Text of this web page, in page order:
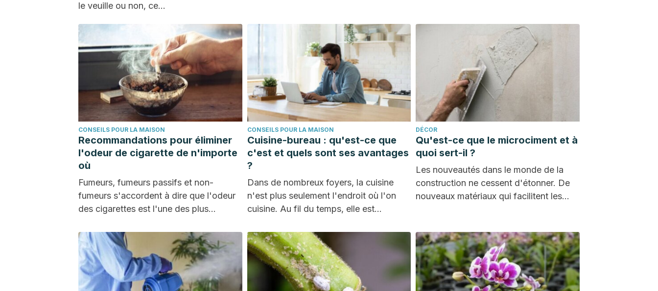
le veuille ou non, ce…
CONSEILS POUR LA MAISON
Recommandations pour éliminer
l'odeur de cigarette de n'importe
où
Fumeurs, fumeurs passifs et non-
fumeurs s'accordent à dire que l'odeur
des cigarettes est l'une des plus
CONSEILS POUR LA MAISON
Cuisine-bureau : qu'est-ce que
c'est et quels sont ses avantages
?
Dans de nombreux foyers, la cuisine
n'est plus seulement l'endroit où l'on
cuisine. Au fil du temps, elle est
DÉCOR
Qu'est-ce que le microciment et à
quoi sert-il ?
Les nouveautés dans le monde de la
construction ne cessent d'étonner. De
nouveaux matériaux qui facilitent les